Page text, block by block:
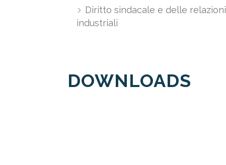
Diritto sindacale e delle relazioni
industriali
DOWNLOADS